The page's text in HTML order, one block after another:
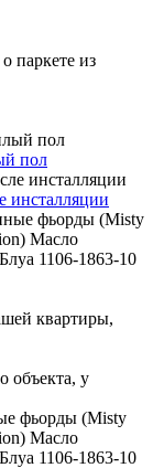
о паркете из
пол
инсталляции
квартиры,
объекта, у
фьорды (Misty
Масло
1106-1863-10